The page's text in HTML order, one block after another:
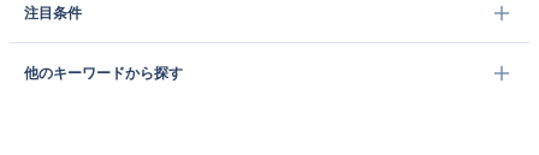
注目条件
他のキーワードから探す